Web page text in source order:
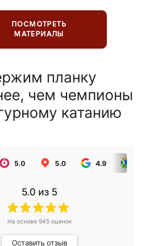
ПОСМОТРЕТЬ
МАТЕРИАЛЫ
планку
чем чемпионы
катанию
5.0 5.0 4.9
5.0 из 5
На основе 945оценок
Оставить отзыв